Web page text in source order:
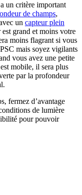
un critère important
de champs,
un capteur plein
grand et moins votre
moins flagrant si vous
mais soyez vigilants
vous avez une petite
mobile, il sera plus
par la profondeur
fermez d’avantage
de lumière
pour pouvoir